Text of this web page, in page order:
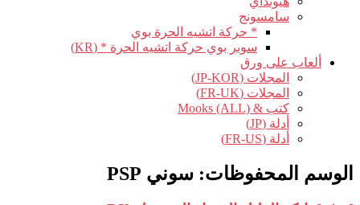
سامسونج
* حركة اتشيه الحرة بوي
سوبر بوي حركة اتشيه الحرة * (KR)
ألعاب على ورق
المجلات (JP-KOR)
المجلات (FR-UK)
كتب & Mooks (ALL)
أدلة (JP)
أدلة (FR-US)
الوسم المحفوظات: سوني PSP